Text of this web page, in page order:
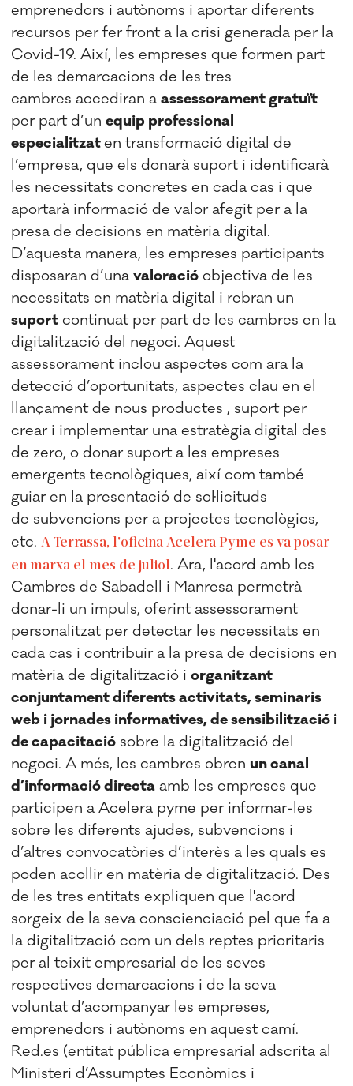
emprenedors i autònoms i aportar diferents
recursos per fer front a la crisi generada per la
Covid-19. Així, les empreses que formen part
de les demarcacions de les tres
cambres accediran aassessorament gratuït
per part d’unequip professional
especialitzaten transformació digital de
l’empresa, que els donarà suport i identificarà
les necessitats concretes en cada cas i que
aportarà informació de valor afegit per a la
presa de decisions en matèria digital.
D’aquesta manera, les empreses participants
disposaran d’unavaloració objectiva de les
necessitats en matèria digital i rebran un
suport continuat per part de les cambres en la
digitalització del negoci. Aquest
assessorament inclou aspectes com ara la
detecció d’oportunitats, aspectes clau en el
llançament de nous productes , suport per
crear i implementar una estratègia digital des
de zero, o donar suport a les empreses
emergents tecnològiques, així com també
guiar en la presentació de sol·licituds
de subvencions per a projectes tecnològics,
etc.A Terrassa, l'oficina Acelera Pyme es va posar
en marxa el mes de juliol. Ara, l'acord amb les
Cambres de Sabadell i Manresa permetrà
donar-li un impuls, oferint assessorament
personalitzat per detectar les necessitats en
cada cas i contribuir a la presa de decisions en
matèria de digitalització iorganitzant
conjuntament diferents activitats, seminaris
web i jornades informatives, de sensibilització i
de capacitació sobre la digitalització del
negoci. A més, les cambres obren un canal
d’informació directa amb les empreses que
participen a Acelera pyme per informar-les
sobre les diferents ajudes, subvencions i
d’altres convocatòries d’interès a les quals es
poden acollir en matèria de digitalització. Des
de les tres entitats expliquen que l'acord
sorgeix de la seva conscienciació pel que fa a
la digitalització com un dels reptes prioritaris
per al teixit empresarial de les seves
respectives demarcacions i de la seva
voluntat d’acompanyar les empreses,
emprenedors i autònoms en aquest camí.
Red.es (entitat pública empresarial adscrita al
Ministeri d’Assumptes Econòmics i